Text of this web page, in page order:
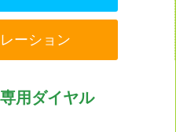
ーション
用ダイヤル